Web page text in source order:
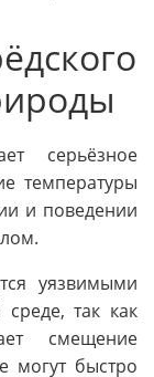
серьёзное
температуры
и поведении
уязвимыми
так как
смещение
могут быстро